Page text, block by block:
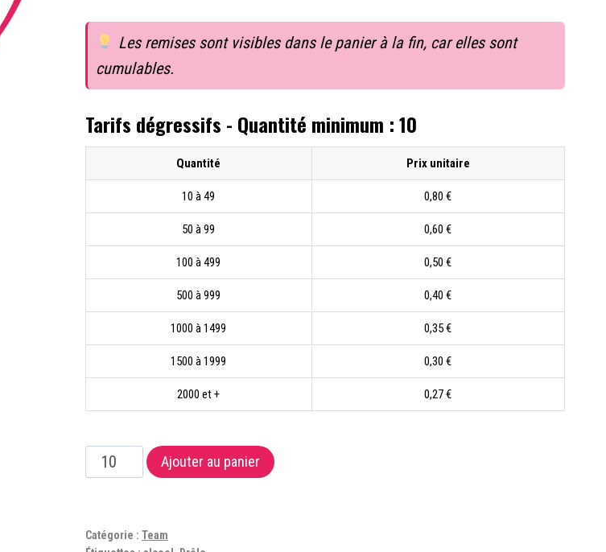
Les remises sont visibles dans le panier à la fin, car elles sont
cumulables.
Tarifs dégressifs - Quantité minimum : 10
Quantité Prix unitaire
10 à 49 0,80 €
50 à 99 0,60 €
100 à 499 0,50 €
500 à 999 0,40 €
1000 à 1499 0,35 €
1500 à 1999 0,30 €
2000 et + 0,27 €
quantité
de
1er
Ajouter au panier
Catégorie : Team